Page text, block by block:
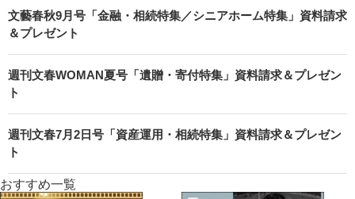
文藝春秋9月号「金融・相続特集／シニアホーム特集」資料請求
＆プレゼント
週刊文春WOMAN夏号「遺贈・寄付特集」資料請求＆プレゼン
ト
週刊文春7月2日号「資産運用・相続特集」資料請求＆プレゼン
ト
おすすめ一覧